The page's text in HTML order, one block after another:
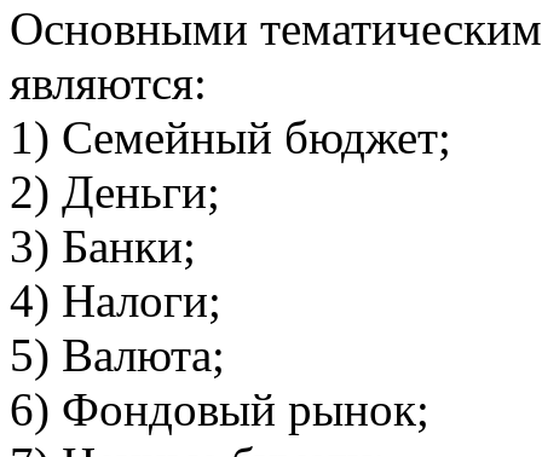
Основными
являются:
1) Семейный бюджет;
2) Деньги;
3) Банки;
4) Налоги;
5) Валюта;
6) Фондовый рынок;